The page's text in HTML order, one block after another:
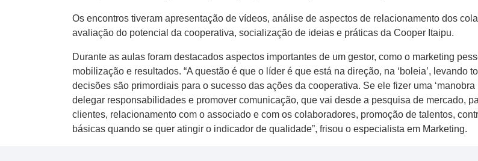
Os encontros tiveram apresentação de vídeos, análise de aspectos de relacionamento dos
avaliação do potencial da cooperativa, socialização de ideias e práticas da Cooper Itaipu.
Durante as aulas foram destacados aspectos importantes de um gestor, como o marketing
mobilização e resultados. “A questão é que o líder é que está na direção, na ‘boleia’,
decisões são primordiais para o sucesso das ações da cooperativa. Se ele fizer uma ‘manobra
delegar responsabilidades e promover comunicação, que vai desde a pesquisa de mercado,
clientes, relacionamento com o associado e com os colaboradores, promoção de talentos,
básicas quando se quer atingir o indicador de qualidade”, frisou o especialista em Marketing.